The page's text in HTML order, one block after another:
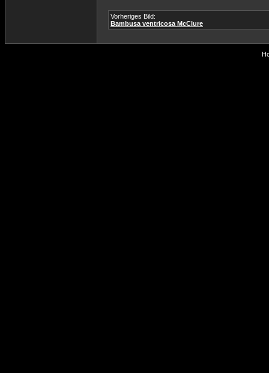
Vorheriges Bild:
Bambusa ventricosa McClure